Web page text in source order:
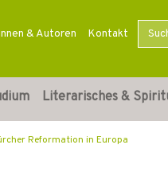
& Autoren Kontakt
Literarisches &
Reformation in Europa